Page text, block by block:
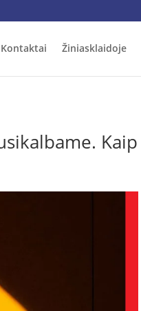
Kontaktai Žiniasklaidoje
Kaip